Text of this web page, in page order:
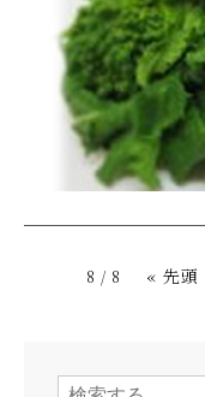
8 / 8 « 先頭